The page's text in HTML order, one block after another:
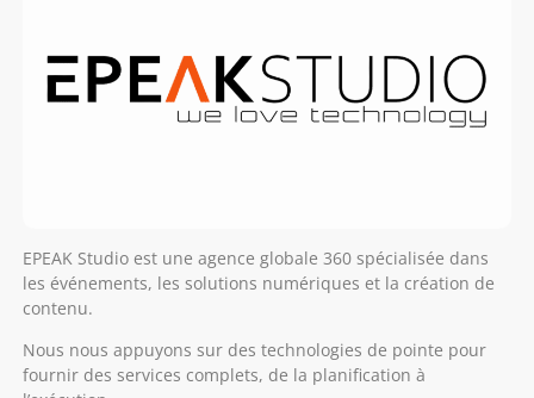
EPEAK Studio est une agence globale 360 spécialisée dans
les événements, les solutions numériques et la création de
contenu.
Nous nous appuyons sur des technologies de pointe pour
fournir des services complets, de la planification à